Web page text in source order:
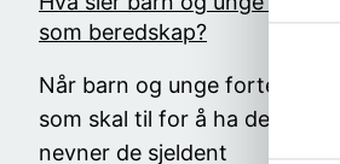
m
t
som beredskap?
Når barn og unge forteller hva
som skal til for å ha det bra
nevner de sjeldent